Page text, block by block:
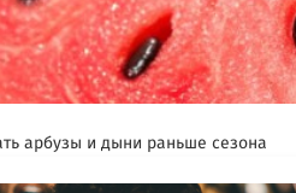
арбузы и дыни раньше сезона